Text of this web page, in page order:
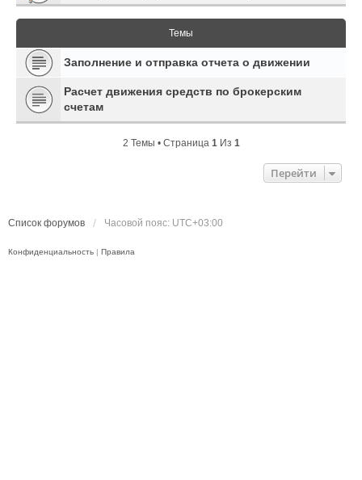
Темы
Заполнение и отправка отчета о движении
Расчет движения средств по брокерским
счетам
2 Темы • Страница 1Из 1
Перейти
Список форумов Часовой пояс: UTC+03:00
Конфиденциальность | Правила